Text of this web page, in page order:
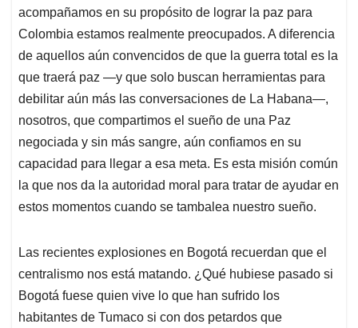
p
k
n
acompañamos en su propósito de lograr la paz para
Colombia estamos realmente preocupados. A diferencia
de aquellos aún convencidos de que la guerra total es la
que traerá paz —y que solo buscan herramientas para
debilitar aún más las conversaciones de La Habana—,
nosotros, que compartimos el sueño de una Paz
negociada y sin más sangre, aún confiamos en su
capacidad para llegar a esa meta. Es esta misión común
la que nos da la autoridad moral para tratar de ayudar en
estos momentos cuando se tambalea nuestro sueño.
Las recientes explosiones en Bogotá recuerdan que el
centralismo nos está matando. ¿Qué hubiese pasado si
Bogotá fuese quien vive lo que han sufrido los
habitantes de Tumaco si con dos petardos que